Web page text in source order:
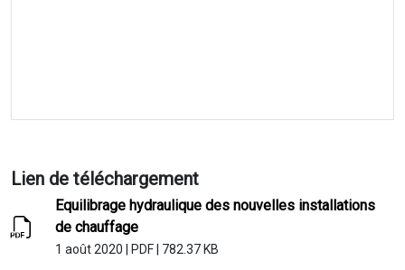
Lien de téléchargement
Equilibrage hydraulique des nouvelles installations
de chauffage
1 août 2020 PDF 782.37 KB